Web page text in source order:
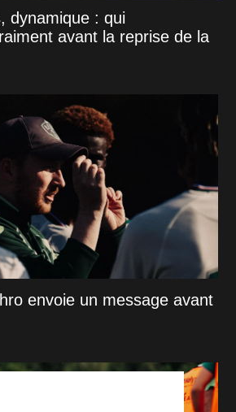
dynamique : qui
avant la reprise de la
envoie un message avant